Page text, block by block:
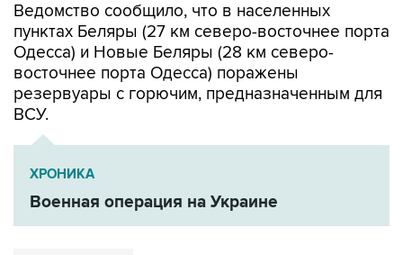
Ведомство сообщило, что в населенных
пунктах Беляры (27 км северо-восточнее порта
Одесса) и Новые Беляры (28 км северо-
восточнее порта Одесса) поражены
резервуары с горючим, предназначенным для
ВСУ.
ХРОНИКА
Военная операция на Украине